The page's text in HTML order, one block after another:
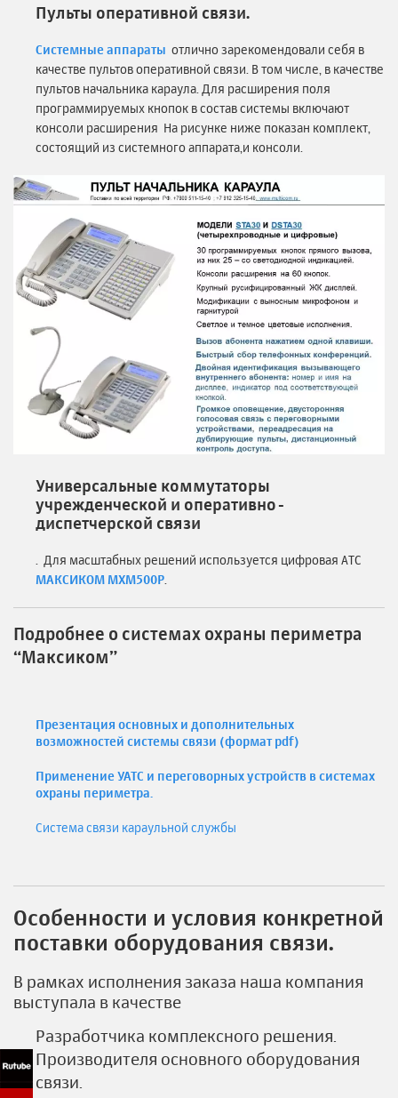
Пульты оперативной связи.
Системные аппараты отлично зарекомендовали себя в
качестве пультов оперативной связи. В том числе, в качестве
пультов начальника караула. Для расширения поля
программируемых кнопок в состав системы включают
консоли расширения На рисунке ниже показан комплект,
состоящий из системного аппарата,и консоли.
Универсальные коммутаторы
учрежденческой и оперативно-
диспетчерской связи
. Для масштабных решений используется цифровая АТС
МАКСИКОМ MXM500P
Подробнее о системах охраны периметра
“Максиком”
Презентация основных и дополнительных
возможностей системы связи (формат pdf)
Применение УАТС и переговорных устройств в системах
охраны периметра.
Система связи караульной службы
Особенности и условия конкретной
поставки оборудования связи.
В рамках исполнения заказа наша компания
выступала в качестве
Разработчика комплексного решения.
Производителя основного оборудования
связи.